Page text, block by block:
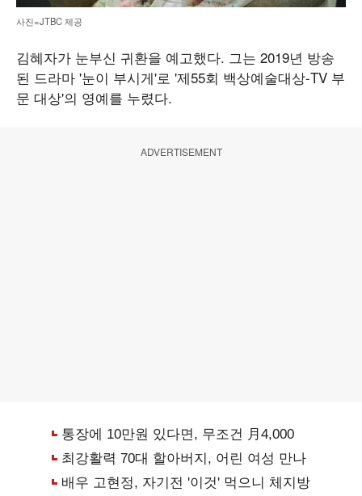
사진=JTBC 제공
김혜자가 눈부신 귀환을 예고했다. 그는 2019년 방송
된 드라마 '눈이 부시게'로 '제55회 백상예술대상-TV 부
문 대상'의 영예를 누렸다.
ADVERTISEMENT